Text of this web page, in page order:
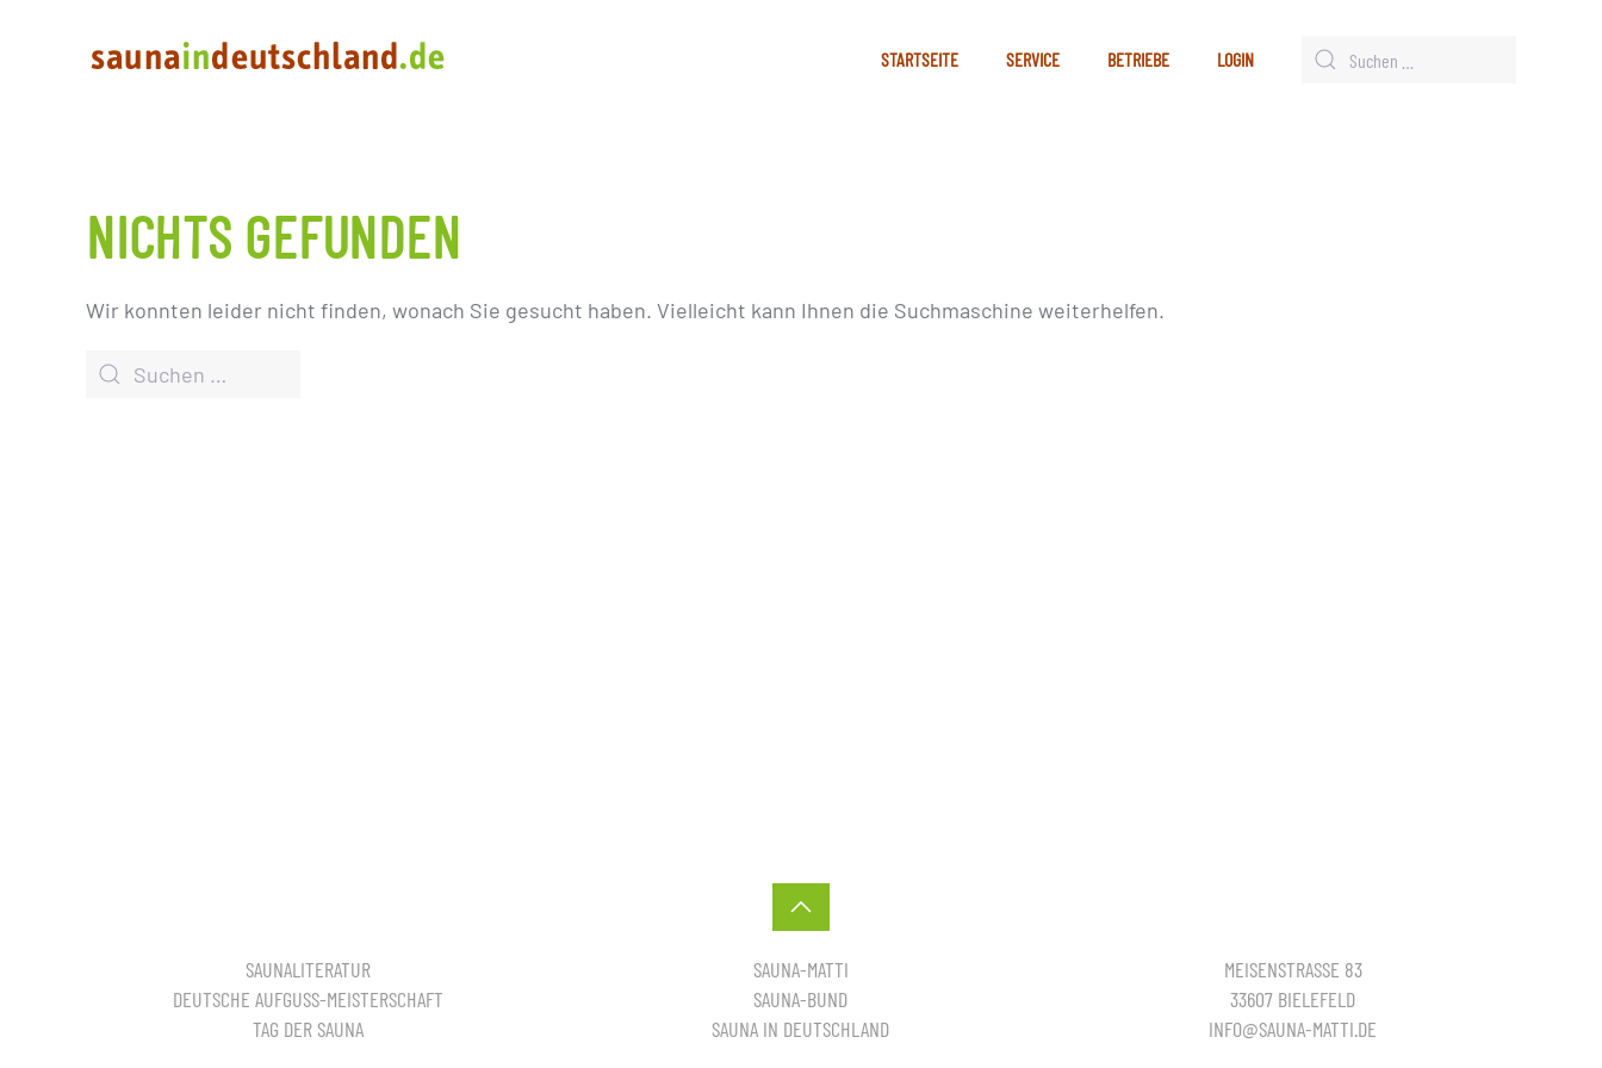
STARTSEITE SERVICE BETRIEBE LOGIN
NICHTS GEFUNDEN
Wir konnten leider nicht finden, wonach Sie gesucht haben. Vielleicht kann Ihnen die Suchmaschine weiterhelfen.
SAUNALITERATUR
DEUTSCHE AUFGUSS-MEISTERSCHAFT
TAG DER SAUNA
SAUNA-MATTI
SAUNA-BUND
SAUNA IN DEUTSCHLAND
MEISENSTRASSE 83
33607 BIELEFELD
INFO@SAUNA-MATTI.DE